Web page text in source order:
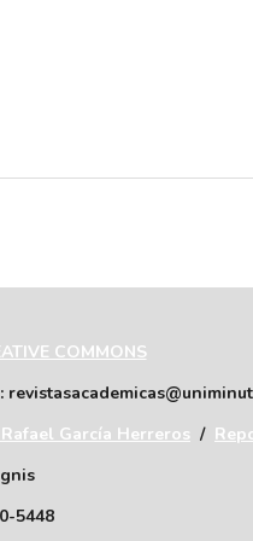
COMMONS
García Herreros /
5448